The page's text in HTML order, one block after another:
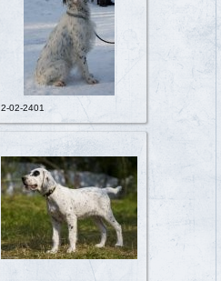
2-02-2401